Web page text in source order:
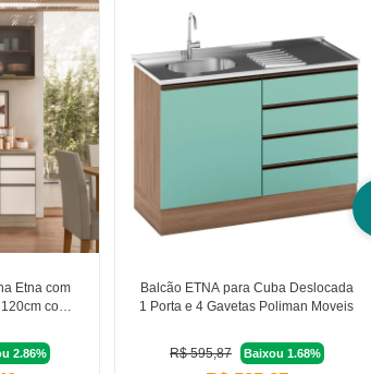
Etna com
com
2.86%
Balcão ETNA para Cuba Deslocada
1 Porta e 4 Gavetas Poliman Moveis
R$ 595,87 Baixou 1.68%